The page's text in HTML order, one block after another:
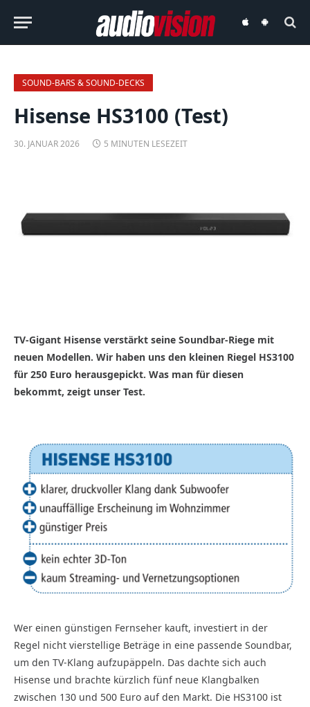
audiovisionaudiovision
SOUND-BARS & SOUND-DECKS
Hisense HS3100 (Test)
30. JANUAR 2026 5 MINUTEN LESEZEIT
TV-Gigant Hisense verstärkt seine Soundbar-Riege mit
neuen Modellen. Wir haben uns den kleinen Riegel HS3100
für 250 Euro herausgepickt. Was man für diesen
bekommt, zeigt unser Test.
Wer einen günstigen Fernseher kauft, investiert in der
Regel nicht vierstellige Beträge in eine passende Soundbar,
um den TV-Klang aufzupäppeln. Das dachte sich auch
Hisense und brachte kürzlich fünf neue Klangbalken
zwischen 130 und 500 Euro auf den Markt. Die HS3100 ist